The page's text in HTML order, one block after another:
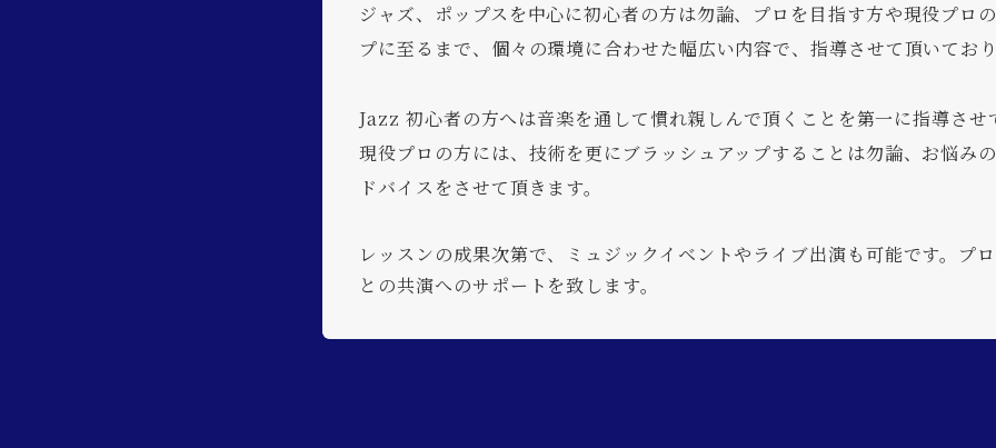
ジャズ、ポップスを中心に初心者の方は勿論、プロを目指す方や現役プロ
プに至るまで、個々の環境に合わせた幅広い内容で、指導させて頂いており
Jazz 初心者の方へは音楽を通して慣れ親しんで頂くことを第一に指導させ
現役プロの方には、技術を更にブラッシュアップすることは勿論、お悩み
ドバイスをさせて頂きます。
レッスンの成果次第で、ミュジックイベントやライブ出演も可能です。プ
との共演へのサポートを致します。